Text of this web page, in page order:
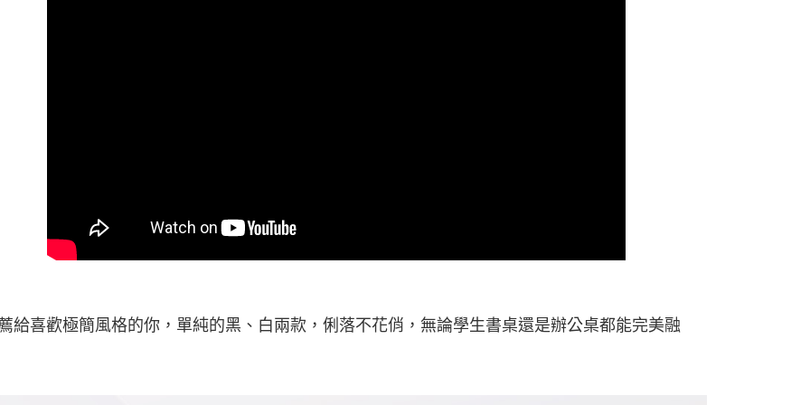
給喜歡極簡風格的你，單純的黑、白兩款，俐落不花俏，無論學生書桌還是辦公桌都能完美融